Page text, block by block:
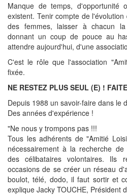
Manque de temps, d'opportunité
existent. Tenir compte de
des femmes, laisser à chacun
donnant un coup de pouce au
attendre aujourd'hui, d'une
C'est le rôle que l'association
fixée.
NE RESTEZ PLUS SEUL (E) !
Depuis 1988 un savoir-faire dans le
Des années d'expérience !
"Ne nous y trompons pas !!!
Tous les adhérents de "Amitié
nécessairement à la recherche
des célibataires volontaires. Ils
occasions de se créer un réseau
boulot, télé, dodo, il faut sortir et
explique Jacky TOUCHE, Président